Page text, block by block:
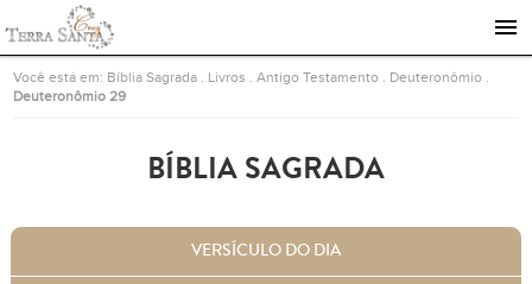
Ir para a página inicial
Você está em: Bíblia Sagrada Livros .Antigo Testamento Deuteronômio
Deuteronômio 29
BÍBLIA SAGRADA
VERSÍCULO DO DIA